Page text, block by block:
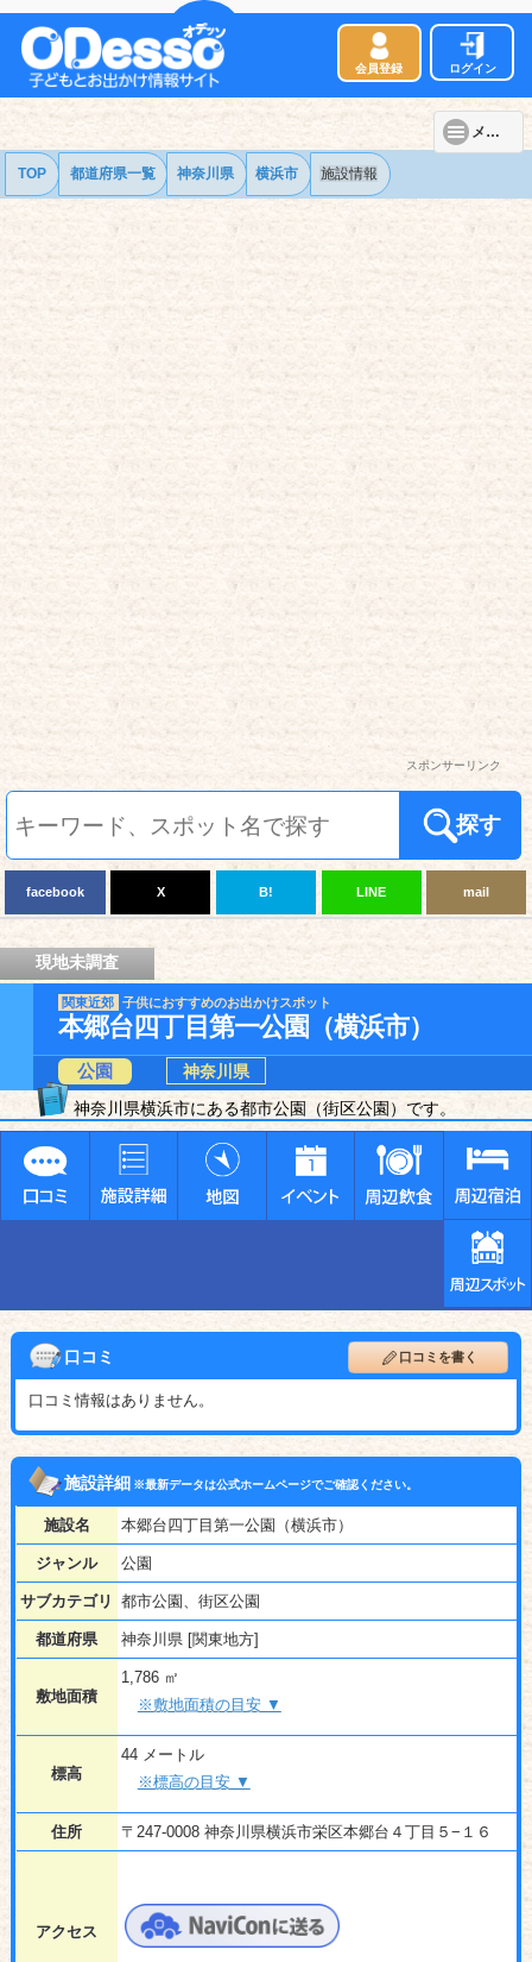
会員登録 ログイン
メニュー
TOP 都道府県一覧 神奈川県 横浜市 施設情報
スポンサーリンク
探す
facebook X B! LINE mail
現地未調査
関東近郊 子供におすすめのお出かけスポット
本郷台四丁目第一公園（横浜市）
公園
神奈川県
神奈川県横浜市にある都市公園（街区公園）です。
口コミ 口コミを書く
口コミ情報はありません。
施設詳細※最新データは公式ホームページでご確認ください。
施設名 本郷台四丁目第一公園（横浜市）
ジャンル 公園
サブカテゴリ 都市公園、街区公園
都道府県 神奈川県 [関東地方]
敷地面積
1,786 ㎡
※敷地面積の目安 ▼
標高
44 メートル
※標高の目安 ▼
住所 〒247-0008 神奈川県横浜市栄区本郷台４丁目５−１６
アクセス